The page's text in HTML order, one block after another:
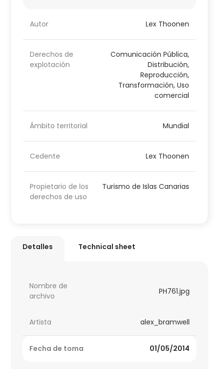
Autor Lex Thoonen
Derechos de
explotación
Comunicación Pública,
Distribución,
Reproducción,
Transformación, Uso
comercial
Ámbito territorial Mundial
Cedente Lex Thoonen
Propietario de los
derechos de uso
Turismo de Islas Canarias
Detalles Technical sheet
Nombre de
archivo
PH761.jpg
Artista alex_bramwell
Fecha de toma 01/05/2014